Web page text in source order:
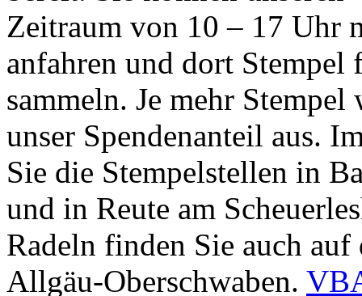
Zeitraum von 10 – 17 Uhr
anfahren und dort
sammeln. Je mehr
unser Spendenanteil aus.
Sie die Stempelstellen in
und in Reute am
Radeln finden Sie auch
Allgäu-Oberschwaben.